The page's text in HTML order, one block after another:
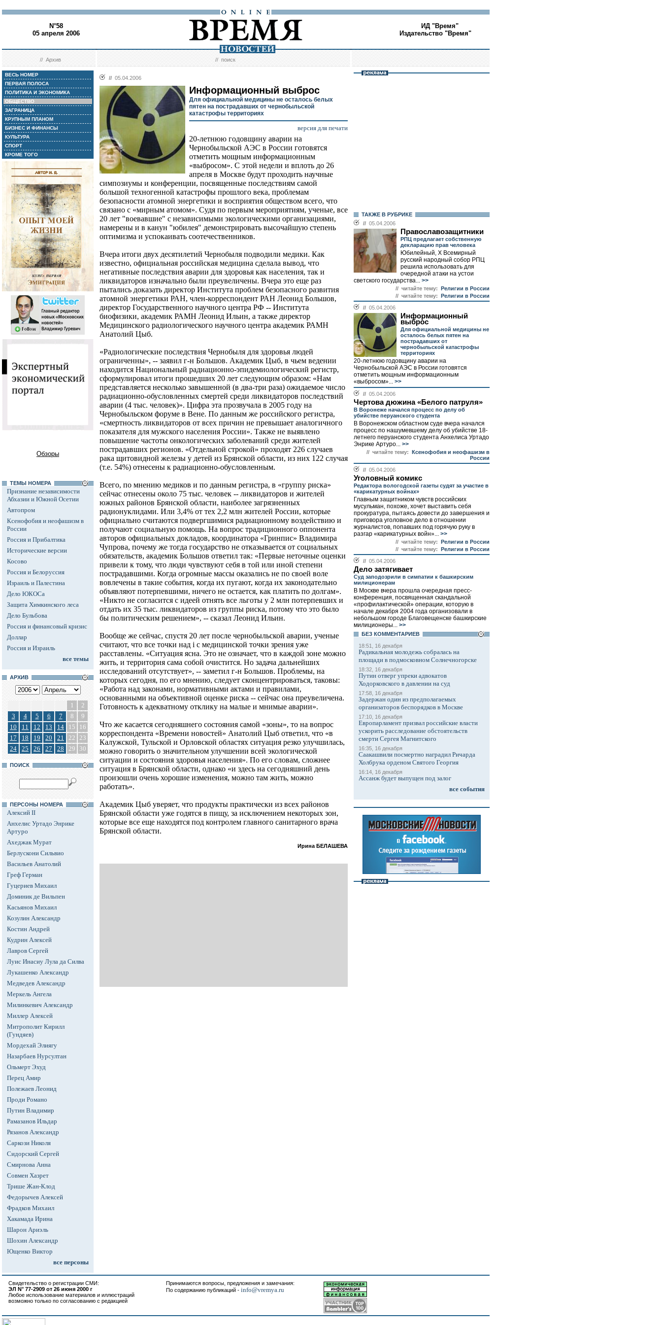
N°58
05 апреля 2006
ИД "Время"
Издательство "Время"
//Архив //поиск
ВЕСЬ НОМЕР
ПЕРВАЯ ПОЛОСА
ПОЛИТИКА И ЭКОНОМИКА
ОБЩЕСТВО
ЗАГРАНИЦА
КРУПНЫМ ПЛАНОМ
БИЗНЕС И ФИНАНСЫ
КУЛЬТУРА
СПОРТ
КРОМЕ ТОГО
Обзоры
ТЕМЫ НОМЕРА
Признание независимости
Абхазии и Южной Осетии
Автопром
Ксенофобия и неофашизм в
России
Россия и Прибалтика
Исторические версии
Косово
Россия и Белоруссия
Израиль и Палестина
Дело ЮКОСа
Защита Химкинского леса
Дело Бульбова
Россия и финансовый кризис
Доллар
Россия и Израиль
все темы
АРХИВ
1
2
3
4 5 6 7 8
9
10
11 12 13 14 15
16
17
18 19 20 21 22 23
24
25 26 27 28 29 30
ПОИСК
ПЕРСОНЫ НОМЕРА
Алексий II
Анхелис Уртадо Энрике
Артуро
Ахеджак Мурат
Берлускони Сильвио
Васильев Анатолий
Греф Герман
Гуцериев Михаил
Доминик де Вильпен
Касьянов Михаил
Козулин Александр
Костин Андрей
Кудрин Алексей
Лавров Сергей
Луис Инасиу Лула да Силва
Лукашенко Александр
Медведев Александр
Меркель Ангела
Милинкевич Александр
Миллер Алексей
Митрополит Кирилл
(Гундяев)
Мордехай Элиягу
Назарбаев Нурсултан
Ольмерт Эхуд
Перец Амир
Полежаев Леонид
Проди Романо
Путин Владимир
Рамазанов Ильдар
Рязанов Александр
Саркози Николя
Сидорский Сергей
Смирнова Анна
Совмен Хазрет
Трише Жан-Клод
Федорычев Алексей
Фрадков Михаил
Хакамада Ирина
Шарон Ариэль
Шохин Александр
Ющенко Виктор
все персоны
// 05.04.2006
Информационный выброс
Для официальной медицины не осталось белых
пятен на пострадавших от чернобыльской
катастрофы территориях
версия для печати
20-летнюю годовщину аварии на
Чернобыльской АЭС в России готовятся
отметить мощным информационным
«выбросом». С этой недели и вплоть до 26
апреля в Москве будут проходить научные
симпозиумы и конференции, посвященные последствиям самой
большой техногенной катастрофы прошлого века, проблемам
безопасности атомной энергетики и восприятия обществом всего, что
связано с «мирным атомом». Судя по первым мероприятиям, ученые, все
20 лет "воевавшие" с независимыми экологическими организациями,
намерены и в канун "юбилея" демонстрировать высочайшую степень
оптимизма и успокаивать соотечественников.
Вчера итоги двух десятилетий Чернобыля подводили медики. Как
известно, официальная российская медицина сделала вывод, что
негативные последствия аварии для здоровья как населения, так и
ликвидаторов изначально были преувеличены. Вчера это еще раз
пытались доказать директор Института проблем безопасного развития
атомной энергетики РАН, член-корреспондент РАН Леонид Большов,
директор Государственного научного центра РФ -- Института
биофизики, академик РАМН Леонид Ильин, а также директор
Медицинского радиологического научного центра академик РАМН
Анатолий Цыб.
«Радиологические последствия Чернобыля для здоровья людей
ограниченны», -- заявил г-н Большов. Академик Цыб, в чьем ведении
находится Национальный радиационно-эпидемиологический регистр,
сформулировал итоги прошедших 20 лет следующим образом: «Нам
представляется несколько завышенной (в два-три раза) ожидаемое число
радиационно-обусловленных смертей среди ликвидаторов последствий
аварии (4 тыс. человек)». Цифра эта прозвучала в 2005 году на
Чернобыльском форуме в Вене. По данным же российского регистра,
«смертность ликвидаторов от всех причин не превышает аналогичного
показателя для мужского населения России». Также не выявлено
повышение частоты онкологических заболеваний среди жителей
пострадавших регионов. «Отдельной строкой» проходят 226 случаев
рака щитовидной железы у детей из Брянской области, из них 122 случая
(т.е. 54%) отнесены к радиационно-обусловленным.
Всего, по мнению медиков и по данным регистра, в «группу риска»
сейчас отнесены около 75 тыс. человек -- ликвидаторов и жителей
южных районов Брянской области, наиболее загрязненных
радионуклидами. Или 3,4% от тех 2,2 млн жителей России, которые
официально считаются подвергшимися радиационному воздействию и
получают социальную помощь. На вопрос традиционного оппонента
авторов официальных докладов, координатора «Гринпис» Владимира
Чупрова, почему же тогда государство не отказывается от социальных
обязательств, академик Большов ответил так: «Первые неточные оценки
привели к тому, что люди чувствуют себя в той или иной степени
пострадавшими. Когда огромные массы оказались не по своей воле
вовлечены в такие события, когда их пугают, когда их законодательно
объявляют потерпевшими, ничего не остается, как платить по долгам».
«Никто не согласится с идеей отнять все льготы у 2 млн потерпевших и
отдать их 35 тыс. ликвидаторов из группы риска, потому что это было
бы политическим решением», -- сказал Леонид Ильин.
Вообще же сейчас, спустя 20 лет после чернобыльской аварии, ученые
считают, что все точки над i с медицинской точки зрения уже
расставлены. «Ситуация ясна. Это не означает, что в каждой зоне можно
жить, и территория сама собой очистится. Но задача дальнейших
исследований отсутствует», -- заметил г-н Большов. Проблемы, на
которых сегодня, по его мнению, следует сконцентрироваться, таковы:
«Работа над законами, нормативными актами и правилами,
основанными на объективной оценке риска -- сейчас она преувеличена.
Готовность к адекватному отклику на малые и мнимые аварии».
Что же касается сегодняшнего состояния самой «зоны», то на вопрос
корреспондента «Времени новостей» Анатолий Цыб ответил, что «в
Калужской, Тульской и Орловской областях ситуация резко улучшилась,
можно говорить о значительном улучшении всей экологической
ситуации и состояния здоровья населения». По его словам, сложнее
ситуация в Брянской области, однако «и здесь на сегодняшний день
произошли очень хорошие изменения, можно там жить, можно
работать».
Академик Цыб уверяет, что продукты практически из всех районов
Брянской области уже годятся в пищу, за исключением некоторых зон,
которые все еще находятся под контролем главного санитарного врача
Брянской области.
Ирина БЕЛАШЕВА
ТАКЖЕ В РУБРИКЕ
// 05.04.2006
Православозащитники
РПЦ предлагает собственную
декларацию прав человека
Юбилейный, Х Всемирный
русский народный собор РПЦ
решила использовать для
очередной атаки на устои
светского государства... >>
// читайте тему: Религии в России
// читайте тему: Религии в России
// 05.04.2006
Информационный
выброс
Для официальной медицины не
осталось белых пятен на
пострадавших от
чернобыльской катастрофы
территориях
20-летнюю годовщину аварии на
Чернобыльской АЭС в России готовятся
отметить мощным информационным
«выбросом»... >>
// 05.04.2006
Чертова дюжина «Белого патруля»
В Воронеже начался процесс по делу об
убийстве перуанского студента
В Воронежском областном суде вчера начался
процесс по нашумевшему делу об убийстве 18-
летнего перуанского студента Анхелиса Уртадо
Энрике Артуро... >>
// читайте тему: Ксенофобия и неофашизм в
России
// 05.04.2006
Уголовный комикс
Редактора вологодской газеты судят за участие в
«карикатурных войнах»
Главным защитником чувств российских
мусульман, похоже, хочет выставить себя
прокуратура, пытаясь довести до завершения и
приговора уголовное дело в отношении
журналистов, попавших под горячую руку в
разгар «карикатурных войн»... >>
// читайте тему: Религии в России
// читайте тему: Религии в России
// 05.04.2006
Дело затягивает
Суд заподозрили в симпатии к башкирским
милиционерам
В Москве вчера прошла очередная пресс-
конференция, посвященная скандальной
«профилактической» операции, которую в
начале декабря 2004 года организовали в
небольшом городе Благовещенске башкирские
милиционеры... >>
БЕЗ КОМMЕНТАРИЕВ
18:51, 16 декабря
Радикальная молодежь собралась на
площади в подмосковном Солнечногорске
18:32, 16 декабря
Путин отверг упреки адвокатов
Ходорковского в давлении на суд
17:58, 16 декабря
Задержан один из предполагаемых
организаторов беспорядков в Москве
17:10, 16 декабря
Европарламент призвал российские власти
ускорить расследование обстоятельств
смерти Сергея Магнитского
16:35, 16 декабря
Саакашвили посмертно наградил Ричарда
Холбрука орденом Святого Георгия
16:14, 16 декабря
Ассанж будет выпущен под залог
все события
Свидетельство о регистрации СМИ:
ЭЛ N° 77-2909 от 26 июня 2000 г
Любое использование материалов и иллюстраций
возможно только по согласованию с редакцией
Принимаются вопросы, предложения и замечания:
По содержанию публикаций - info@vremya.ru